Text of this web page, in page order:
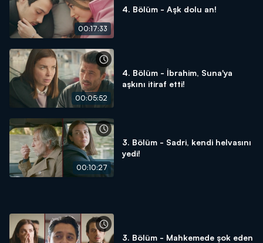
00:17:33
4. Bölüm - Aşk dolu an!
00:05:52
4. Bölüm - İbrahim, Suna'ya
aşkını itiraf etti!
00:10:27
3. Bölüm - Sadri, kendi helvasını
yedi!
3. Bölüm - Mahkemede şok eden